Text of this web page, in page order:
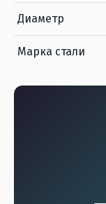
Диаметр
Марка стали